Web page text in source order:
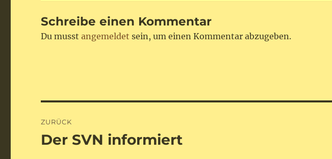
Schreibe einen Kommentar
Du musstangemeldet sein, um einen Kommentar abzugeben.
ZURÜCK
Vorheriger
Der SVN informiert